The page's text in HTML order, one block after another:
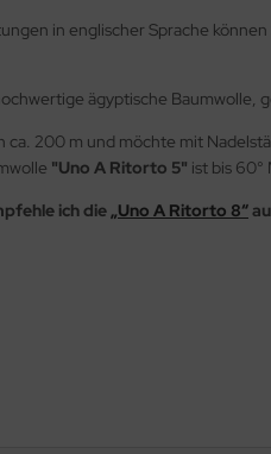
in englischer Sprache können
ägyptische Baumwolle,
200 m und möchte mit
"Uno A Ritorto 5" ist bis 60°
ich die „Uno A Ritorto 8“